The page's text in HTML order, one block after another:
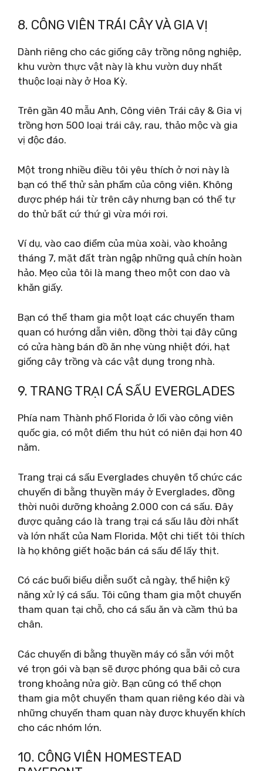
8. CÔNG VIÊN TRÁI CÂY VÀ GIA VỊ
Dành riêng cho các giống cây trồng nông nghiệp,
khu vườn thực vật này là khu vườn duy nhất
thuộc loại này ở Hoa Kỳ.
Trên gần 40 mẫu Anh, Công viên Trái cây & Gia vị
trồng hơn 500 loại trái cây, rau, thảo mộc và gia
vị độc đáo.
Một trong nhiều điều tôi yêu thích ở nơi này là
bạn có thể thử sản phẩm của công viên. Không
được phép hái từ trên cây nhưng bạn có thể tự
do thử bất cứ thứ gì vừa mới rơi.
Ví dụ, vào cao điểm của mùa xoài, vào khoảng
tháng 7, mặt đất tràn ngập những quả chín hoàn
hảo. Mẹo của tôi là mang theo một con dao và
khăn giấy.
Bạn có thể tham gia một loạt các chuyến tham
quan có hướng dẫn viên, đồng thời tại đây cũng
có cửa hàng bán đồ ăn nhẹ vùng nhiệt đới, hạt
giống cây trồng và các vật dụng trong nhà.
9. TRANG TRẠI CÁ SẤU EVERGLADES
Phía nam Thành phố Florida ở lối vào công viên
quốc gia, có một điểm thu hút có niên đại hơn 40
năm.
Trang trại cá sấu Everglades chuyên tổ chức các
chuyến đi bằng thuyền máy ở Everglades, đồng
thời nuôi dưỡng khoảng 2.000 con cá sấu. Đây
được quảng cáo là trang trại cá sấu lâu đời nhất
và lớn nhất của Nam Florida. Một chi tiết tôi thích
là họ không giết hoặc bán cá sấu để lấy thịt.
Có các buổi biểu diễn suốt cả ngày, thể hiện kỹ
năng xử lý cá sấu. Tôi cũng tham gia một chuyến
tham quan tại chỗ, cho cá sấu ăn và cầm thú ba
chân.
Các chuyến đi bằng thuyền máy có sẵn với một
vé trọn gói và bạn sẽ được phóng qua bãi cỏ cưa
trong khoảng nửa giờ. Bạn cũng có thể chọn
tham gia một chuyến tham quan riêng kéo dài và
những chuyến tham quan này được khuyến khích
cho các nhóm lớn.
10. CÔNG VIÊN HOMESTEAD